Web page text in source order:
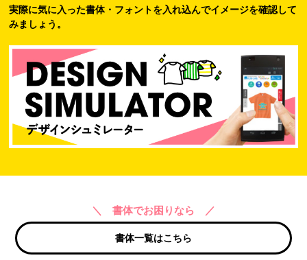
実際に気に入った書体・フォントを入れ込んでイメージを確認して
みましょう。
＼ 書体でお困りなら ／
書体一覧はこちら